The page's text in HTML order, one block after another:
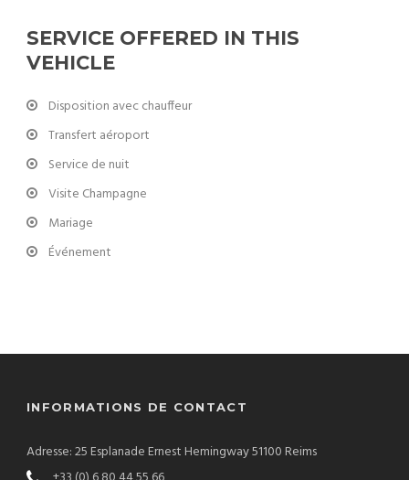
SERVICE OFFERED IN THIS
VEHICLE
Disposition avec chauffeur
Transfert aéroport
Service de nuit
Visite Champagne
Mariage
Événement
INFORMATIONS DE CONTACT
Adresse: 25 Esplanade Ernest Hemingway 51100 Reims